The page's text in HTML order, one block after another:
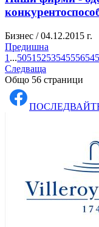
Бизнес / 04.12.2015 г.
Предишна
1 ...5051 525354555654
Следваща
Общо 56 страници